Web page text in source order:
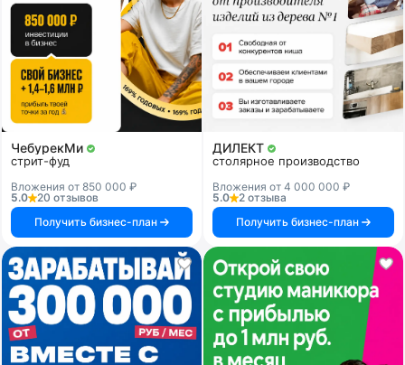
ЧебурекМи
стрит-фуд
Вложения от 850 000 ₽
5.0
20 отзывов
Получить бизнес-план
ДИЛЕКТ
столярное производство
Вложения от 4 000 000 ₽
5.0
2 отзыва
Получить бизнес-план